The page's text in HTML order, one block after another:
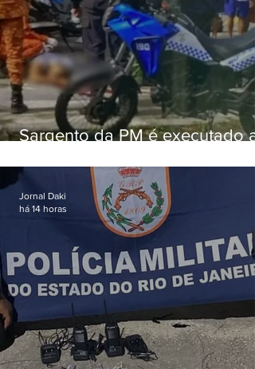
Sargento da PM é executado a
em Vaz Lobo
Jornal Daki
há 14 horas